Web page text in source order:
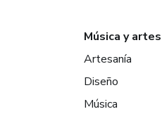
Música y artes
Artesanía
Diseño
Música